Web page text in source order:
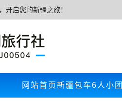
开启您的新疆之旅！
网站首页新疆包车6人小团